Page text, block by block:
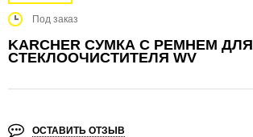
Под заказ
KARCHER СУМКА С РЕМНЕМ ДЛЯ
СТЕКЛООЧИСТИТЕЛЯ WV
ОСТАВИТЬ ОТЗЫВ